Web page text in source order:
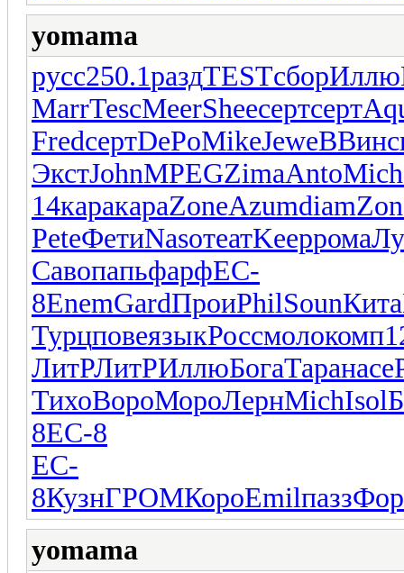
yomama
русс250.1раздTESTсборИллю
MarrTescMeerSheeсертсерт
FredсертDePoMikeJeweВВин
ЭкстJohnMPEGZimaAntoMich
14каракараZoneAzumdiam
PeteФетиNasoтеатKeepрома
СавопапьфарфEC-
8EnemGardПроиPhilSounКита
ТурцповеязыкРоссмолокомп
ЛитРЛитРИллюБогаТаранасе
ТихоВороМороЛернMichIsol
8EC-8
EC-
8КузнГРОМКороEmilпазз
yomama